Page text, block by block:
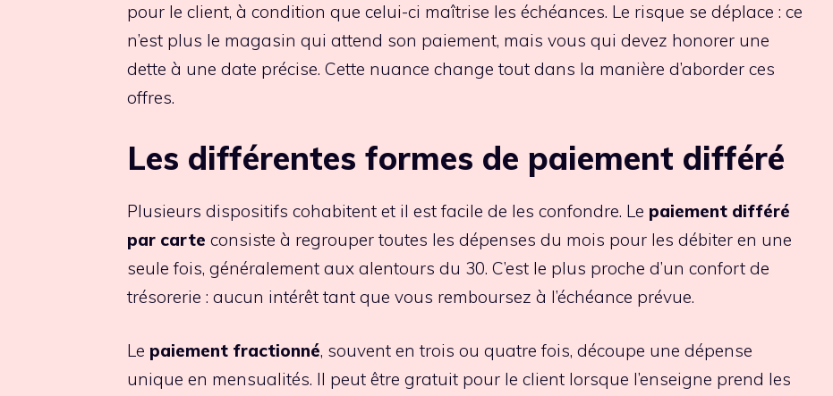
pour le client, à condition que celui-ci maîtrise les échéances. Le risque se déplace : ce
n’est plus le magasin qui attend son paiement, mais vous qui devez honorer une
dette à une date précise. Cette nuance change tout dans la manière d’aborder ces
offres.
Les différentes formes de paiement différé
Plusieurs dispositifs cohabitent et il est facile de les confondre. Le paiement différé
par carte consiste à regrouper toutes les dépenses du mois pour les débiter en une
seule fois, généralement aux alentours du 30. C’est le plus proche d’un confort de
trésorerie : aucun intérêt tant que vous remboursez à l’échéance prévue.
Le paiement fractionné, souvent en trois ou quatre fois, découpe une dépense
unique en mensualités. Il peut être gratuit pour le client lorsque l’enseigne prend les